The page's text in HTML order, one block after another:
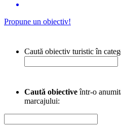
Propune un obiectiv!
Caută obiectiv turistic în
Caută obiectiveîntr-o
marcajului: